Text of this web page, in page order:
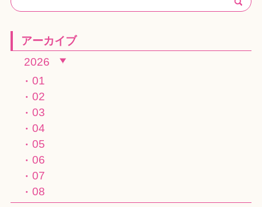
アーカイブ
2026
01
02
03
04
05
06
07
08